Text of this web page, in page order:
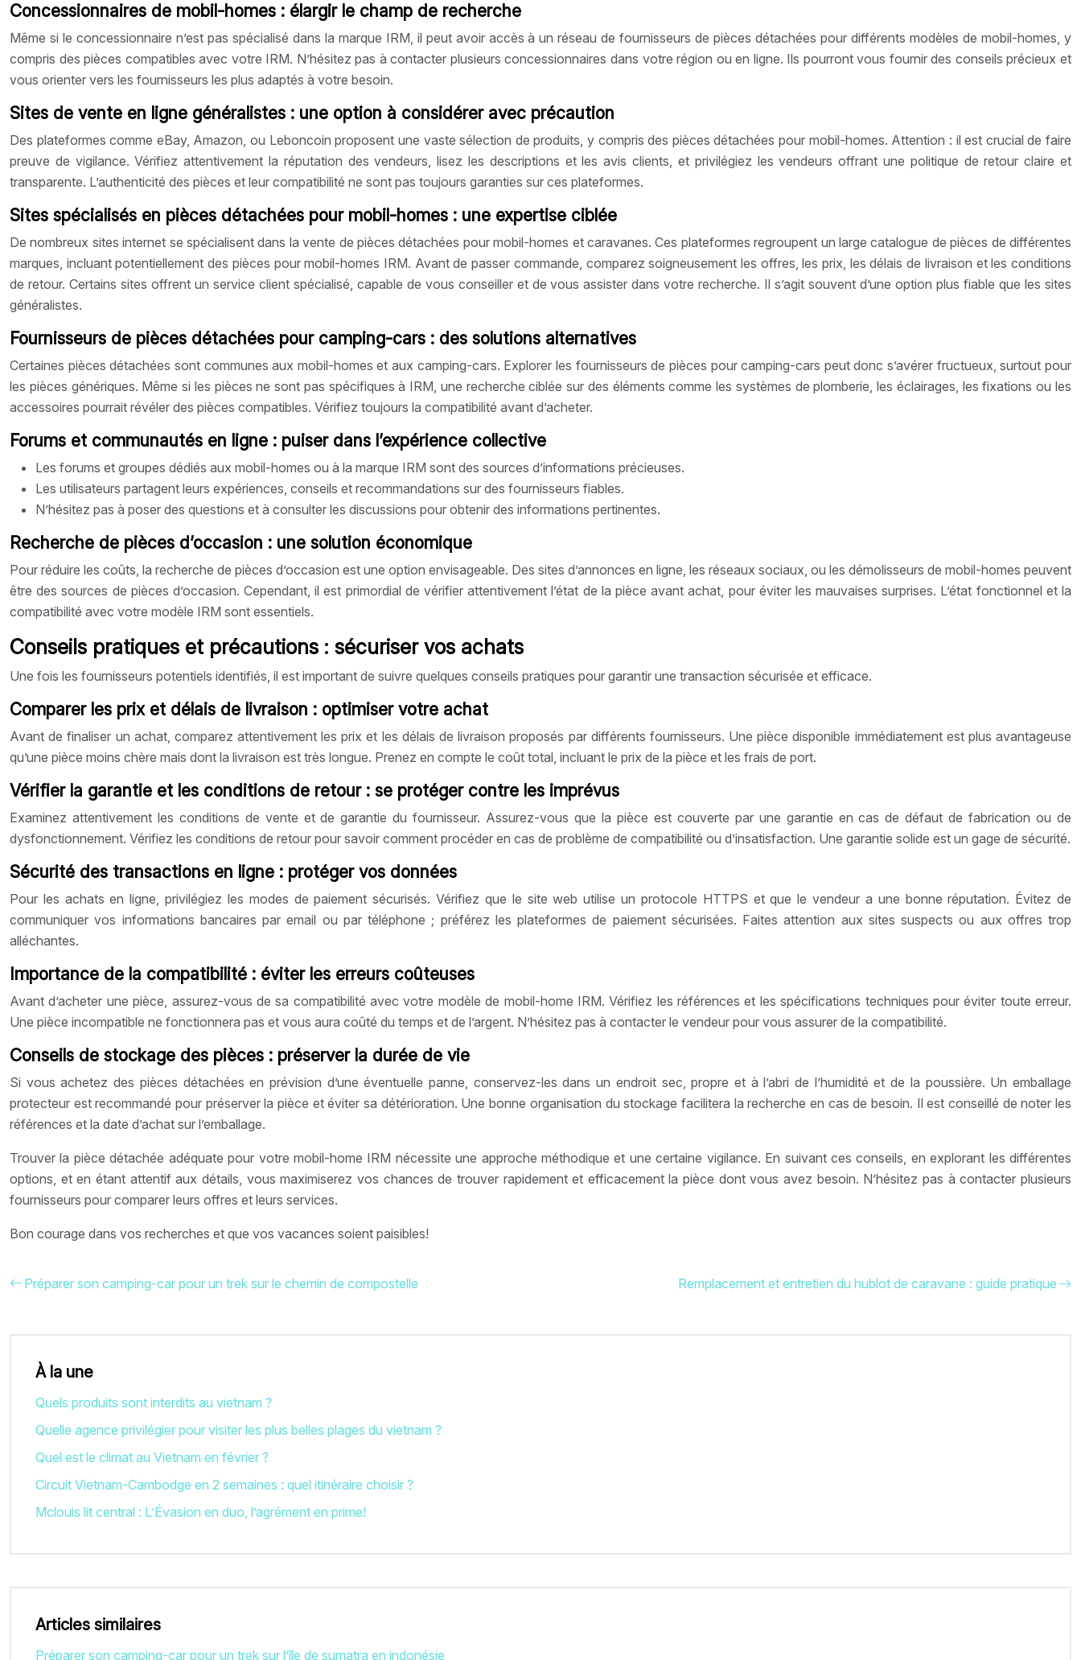
Concessionnaires de mobil-homes : élargir le champ de recherche
Même si le concessionnaire n’est pas spécialisé dans la marque IRM, il peut avoir accès à un réseau de fournisseurs de pièces détachées pour différents modèles de mobil-homes, y
compris des pièces compatibles avec votre IRM. N’hésitez pas à contacter plusieurs concessionnaires dans votre région ou en ligne. Ils pourront vous fournir des conseils précieux et
vous orienter vers les fournisseurs les plus adaptés à votre besoin.
Sites de vente en ligne généralistes : une option à considérer avec précaution
Des plateformes comme eBay, Amazon, ou Leboncoin proposent une vaste sélection de produits, y compris des pièces détachées pour mobil-homes. Attention : il est crucial de faire
preuve de vigilance. Vérifiez attentivement la réputation des vendeurs, lisez les descriptions et les avis clients, et privilégiez les vendeurs offrant une politique de retour claire et
transparente. L’authenticité des pièces et leur compatibilité ne sont pas toujours garanties sur ces plateformes.
Sites spécialisés en pièces détachées pour mobil-homes : une expertise ciblée
De nombreux sites internet se spécialisent dans la vente de pièces détachées pour mobil-homes et caravanes. Ces plateformes regroupent un large catalogue de pièces de différentes
marques, incluant potentiellement des pièces pour mobil-homes IRM. Avant de passer commande, comparez soigneusement les offres, les prix, les délais de livraison et les conditions
de retour. Certains sites offrent un service client spécialisé, capable de vous conseiller et de vous assister dans votre recherche. Il s’agit souvent d’une option plus fiable que les sites
généralistes.
Fournisseurs de pièces détachées pour camping-cars : des solutions alternatives
Certaines pièces détachées sont communes aux mobil-homes et aux camping-cars. Explorer les fournisseurs de pièces pour camping-cars peut donc s’avérer fructueux, surtout pour
les pièces génériques. Même si les pièces ne sont pas spécifiques à IRM, une recherche ciblée sur des éléments comme les systèmes de plomberie, les éclairages, les fixations ou les
accessoires pourrait révéler des pièces compatibles. Vérifiez toujours la compatibilité avant d’acheter.
Forums et communautés en ligne : puiser dans l’expérience collective
Les forums et groupes dédiés aux mobil-homes ou à la marque IRM sont des sources d’informations précieuses.
Les utilisateurs partagent leurs expériences, conseils et recommandations sur des fournisseurs fiables.
N’hésitez pas à poser des questions et à consulter les discussions pour obtenir des informations pertinentes.
Recherche de pièces d’occasion : une solution économique
Pour réduire les coûts, la recherche de pièces d’occasion est une option envisageable. Des sites d’annonces en ligne, les réseaux sociaux, ou les démolisseurs de mobil-homes peuvent
être des sources de pièces d’occasion. Cependant, il est primordial de vérifier attentivement l’état de la pièce avant achat, pour éviter les mauvaises surprises. L’état fonctionnel et la
compatibilité avec votre modèle IRM sont essentiels.
Conseils pratiques et précautions : sécuriser vos achats
Une fois les fournisseurs potentiels identifiés, il est important de suivre quelques conseils pratiques pour garantir une transaction sécurisée et efficace.
Comparer les prix et délais de livraison : optimiser votre achat
Avant de finaliser un achat, comparez attentivement les prix et les délais de livraison proposés par différents fournisseurs. Une pièce disponible immédiatement est plus avantageuse
qu’une pièce moins chère mais dont la livraison est très longue. Prenez en compte le coût total, incluant le prix de la pièce et les frais de port.
Vérifier la garantie et les conditions de retour : se protéger contre les imprévus
Examinez attentivement les conditions de vente et de garantie du fournisseur. Assurez-vous que la pièce est couverte par une garantie en cas de défaut de fabrication ou de
dysfonctionnement. Vérifiez les conditions de retour pour savoir comment procéder en cas de problème de compatibilité ou d’insatisfaction. Une garantie solide est un gage de sécurité.
Sécurité des transactions en ligne : protéger vos données
Pour les achats en ligne, privilégiez les modes de paiement sécurisés. Vérifiez que le site web utilise un protocole HTTPS et que le vendeur a une bonne réputation. Évitez de
communiquer vos informations bancaires par email ou par téléphone ; préférez les plateformes de paiement sécurisées. Faites attention aux sites suspects ou aux offres trop
alléchantes.
Importance de la compatibilité : éviter les erreurs coûteuses
Avant d’acheter une pièce, assurez-vous de sa compatibilité avec votre modèle de mobil-home IRM. Vérifiez les références et les spécifications techniques pour éviter toute erreur.
Une pièce incompatible ne fonctionnera pas et vous aura coûté du temps et de l’argent. N’hésitez pas à contacter le vendeur pour vous assurer de la compatibilité.
Conseils de stockage des pièces : préserver la durée de vie
Si vous achetez des pièces détachées en prévision d’une éventuelle panne, conservez-les dans un endroit sec, propre et à l’abri de l’humidité et de la poussière. Un emballage
protecteur est recommandé pour préserver la pièce et éviter sa détérioration. Une bonne organisation du stockage facilitera la recherche en cas de besoin. Il est conseillé de noter les
références et la date d’achat sur l’emballage.
Trouver la pièce détachée adéquate pour votre mobil-home IRM nécessite une approche méthodique et une certaine vigilance. En suivant ces conseils, en explorant les différentes
options, et en étant attentif aux détails, vous maximiserez vos chances de trouver rapidement et efficacement la pièce dont vous avez besoin. N’hésitez pas à contacter plusieurs
fournisseurs pour comparer leurs offres et leurs services.
Bon courage dans vos recherches et que vos vacances soient paisibles!
Préparer son camping-car pour un trek sur le chemin de compostelle Remplacement et entretien du hublot de caravane : guide pratique
À la une
Quels produits sont interdits au vietnam ?
Quelle agence privilégier pour visiter les plus belles plages du vietnam ?
Quel est le climat au Vietnam en février ?
Circuit Vietnam-Cambodge en 2 semaines : quel itinéraire choisir ?
Mclouis lit central : L’Évasion en duo, l’agrément en prime!
Articles similaires
Préparer son camping-car pour un trek sur l’île de sumatra en indonésie